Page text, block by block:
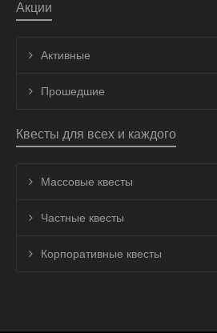
Акции
Активные
Прошедшие
Квесты для всех и каждого
Массовые квесты
Частные квесты
Корпоративные квесты